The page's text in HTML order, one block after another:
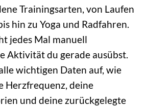
Trainingsarten, von Laufen
hin zu Yoga und Radfahren.
jedes Mal manuell
Aktivität du gerade ausübst.
wichtigen Daten auf, wie
Herzfrequenz, deine
und deine zurückgelegte